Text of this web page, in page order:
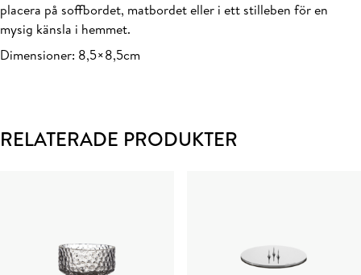
placera på soffbordet, matbordet eller i ett stilleben för en
mysig känsla i hemmet.
Dimensioner: 8,5×8,5cm
RELATERADE PRODUKTER